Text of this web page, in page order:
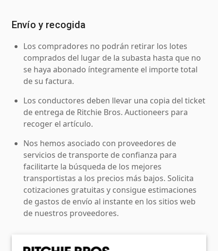
Envío y recogida
Los compradores no podrán retirar los lotes
comprados del lugar de la subasta hasta que no
se haya abonado íntegramente el importe total
de su factura.
Los conductores deben llevar una copia del ticket
de entrega de Ritchie Bros. Auctioneers para
recoger el artículo.
Nos hemos asociado con proveedores de
servicios de transporte de confianza para
facilitarte la búsqueda de los mejores
transportistas a los precios más bajos. Solicita
cotizaciones gratuitas y consigue estimaciones
de gastos de envío al instante en los sitios web
de nuestros proveedores.